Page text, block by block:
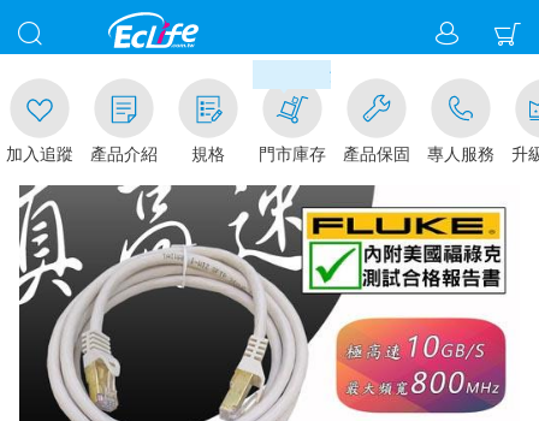
加入追蹤 產品介紹 規格
滿千元門市取貨現折1%(部分
門市庫存 產品保固 專人服務 升